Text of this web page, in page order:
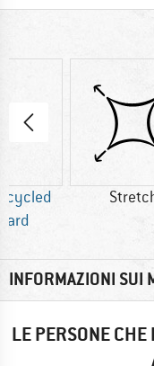
INFORMAZIONI SUI
LE PERSONE